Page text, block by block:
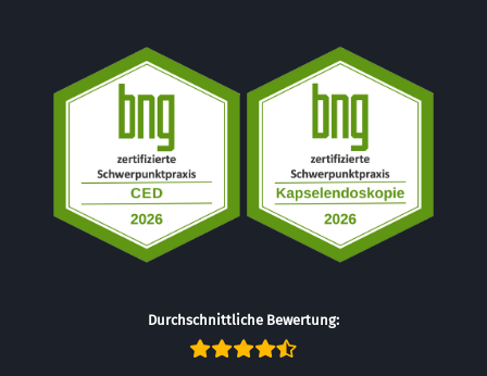
Durchschnittliche Bewertung: